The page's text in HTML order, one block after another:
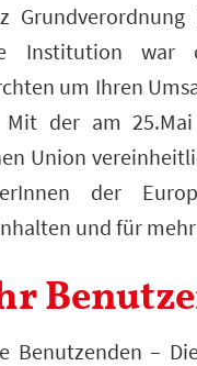
Institution
um Ihren
Mit der am
Union
der
und für
Benutzenden –